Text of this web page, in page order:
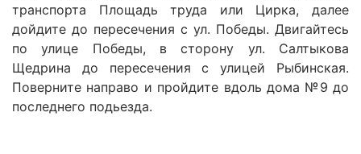
транспорта Площадь труда или Цирка, далее
дойдите до пересечения с ул. Победы. Двигайтесь
по улице Победы, в сторону ул. Салтыкова
Щедрина до пересечения с улицей Рыбинская.
Поверните направо и пройдите вдоль дома №9 до
последнего подьезда.